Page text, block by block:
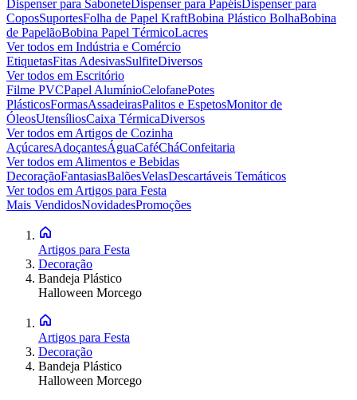
Dispenser para SaboneteDispenser para PapéisDispenser para
CoposSuportesFolha de Papel KraftBobina Plástico BolhaBobina
de PapelãoBobina Papel TérmicoLacres
Ver todos em Indústria e Comércio
EtiquetasFitas AdesivasSulfiteDiversos
Ver todos em Escritório
Filme PVCPapel AlumínioCelofanePotes
PlásticosFormasAssadeirasPalitos e EspetosMonitor de
ÓleosUtensíliosCaixa TérmicaDiversos
Ver todos em Artigos de Cozinha
AçúcaresAdoçantesÁguaCaféCháConfeitaria
Ver todos em Alimentos e Bebidas
DecoraçãoFantasiasBalõesVelasDescartáveis Temáticos
Ver todos em Artigos para Festa
Mais VendidosNovidadesPromoções
Artigos para Festa
Decoração
Bandeja Plástico
Halloween Morcego
Artigos para Festa
Decoração
Bandeja Plástico
Halloween Morcego